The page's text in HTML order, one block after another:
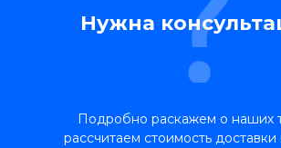
Нужна
Подробно раскажем о наших
рассчитаем стоимость доставки